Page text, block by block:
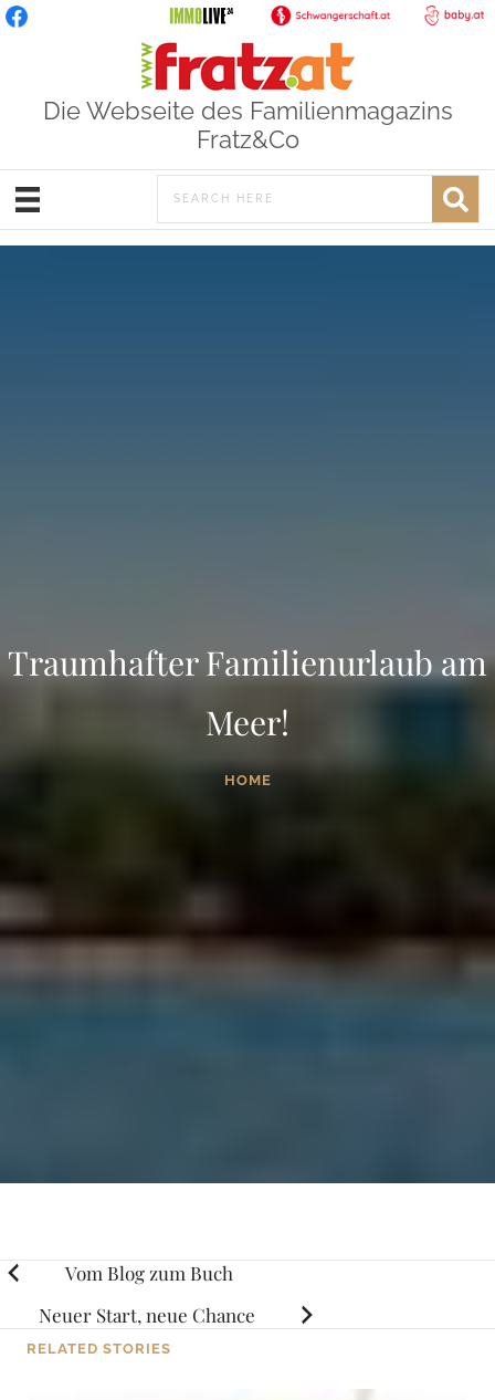
Die Webseite des Familienmagazins
Fratz&Co
Traumhafter Familienurlaub am
Meer!
HOME
Posts
navigation
Vom Blog zum Buch
Neuer Start, neue Chance
RELATED STORIES